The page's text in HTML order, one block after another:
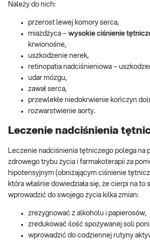
Należy do nich:
przerost lewej komory serca,
miażdżyca – wysokie ciśnienie
krwionośne,
uszkodzenie nerek,
retinopatia nadciśnieniowa –
udar mózgu,
zawał serca,
przewlekłe niedokrwienie kończyn
rozwarstwienie aorty.
Leczenie nadciśnienia
Leczenie nadciśnienia tętniczego polega na
zdrowego trybu życia i farmakoterapii za
hipotensyjnym (obniżającym ciśnienie
która właśnie dowiedziała się, że cierpi na
wprowadzić do swojego życia kilka zmian:
zrezygnować z alkoholu i papierosów,
zredukować ilość spożywanej soli
wprowadzić do codziennej rutyny